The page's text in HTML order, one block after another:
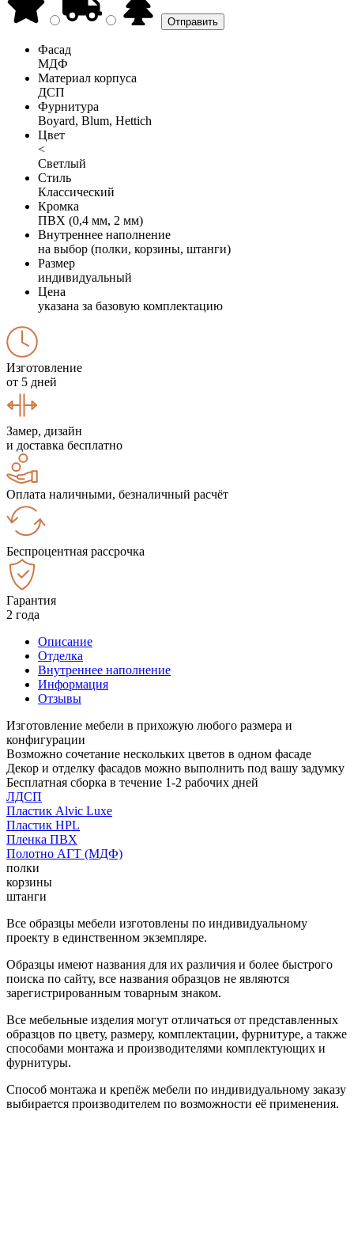
Фасад
МДФ
Материал корпуса
ДСП
Фурнитура
Boyard, Blum, Hettich
Цвет
<
Светлый
Стиль
Классический
Кромка
ПВХ (0,4 мм, 2 мм)
Внутреннее наполнение
на выбор (полки, корзины, штанги)
Размер
индивидуальный
Цена
указана за базовую комплектацию
Изготовление
от 5 дней
Замер, дизайн
и доставка бесплатно
Оплата наличными, безналичный расчёт
Беспроцентная рассрочка
Гарантия
2 года
Описание
Отделка
Внутреннее наполнение
Информация
Отзывы
Изготовление мебели в прихожую любого размера и
конфигурации
Возможно сочетание нескольких цветов в одном фасаде
Декор и отделку фасадов можно выполнить под вашу задумку
Бесплатная сборка в течение 1-2 рабочих дней
ЛДСП
Пластик Alvic Luxe
Пластик HPL
Пленка ПВХ
Полотно АГТ (МДФ)
полки
корзины
штанги
Все образцы мебели изготовлены по индивидуальному
проекту в единственном экземпляре.
Образцы имеют названия для их различия и более быстрого
поиска по сайту, все названия образцов не являются
зарегистрированным товарным знаком.
Все мебельные изделия могут отличаться от представленных
образцов по цвету, размеру, комплектации, фурнитуре, а также
способами монтажа и производителями комплектующих и
фурнитуры.
Способ монтажа и крепёж мебели по индивидуальному заказу
выбирается производителем по возможности её применения.